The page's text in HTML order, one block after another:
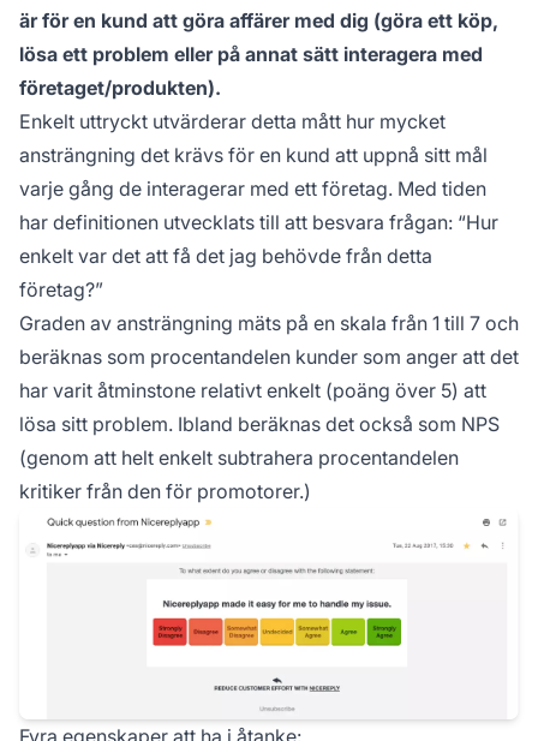
är för en kund att göra affärer med dig (göra ett köp,
lösa ett problem eller på annat sätt interagera med
företaget/produkten).
Enkelt uttryckt utvärderar detta mått hur mycket
ansträngning det krävs för en kund att uppnå sitt mål
varje gång de interagerar med ett företag. Med tiden
har definitionen utvecklats till att besvara frågan: “Hur
enkelt var det att få det jag behövde från detta
företag?”
Graden av ansträngning mäts på en skala från 1 till 7 och
beräknas som procentandelen kunder som anger att det
har varit åtminstone relativt enkelt (poäng över 5) att
lösa sitt problem. Ibland beräknas det också som NPS
(genom att helt enkelt subtrahera procentandelen
kritiker från den för promotorer.)